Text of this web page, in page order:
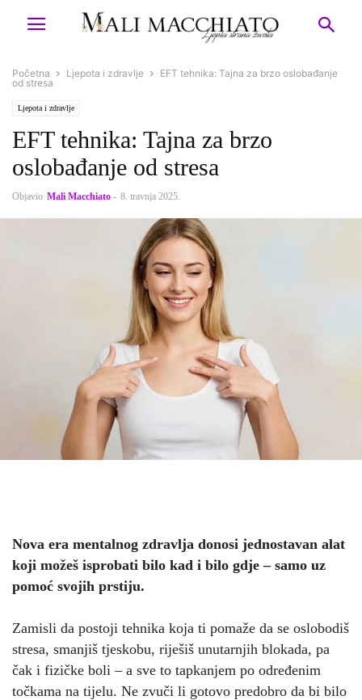
Početna Ljepota i zdravlje
EFT tehnika: Tajna za brzo oslobađanje
od stresa
Ljepota i zdravlje
EFT tehnika: Tajna za brzo
oslobađanje od stresa
Objavio Mali Macchiato - 8. travnja 2025.
Nova era mentalnog zdravlja donosi jednostavan alat
koji možeš isprobati bilo kad i bilo gdje – samo uz
pomoć svojih prstiju.
Zamisli da postoji tehnika koja ti pomaže da se oslobodiš
stresa, smanjiš tjeskobu, riješiš unutarnjih blokada, pa
čak i fizičke boli – a sve to tapkanjem po određenim
točkama na tijelu. Ne zvuči li gotovo predobro da bi bilo